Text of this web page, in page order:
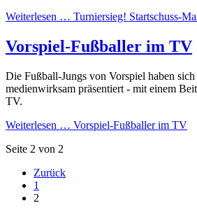
Weiterlesen … Turniersieg! Startschuss-
Vorspiel-Fußballer im TV
Die Fußball-Jungs von Vorspiel haben
medienwirksam präsentiert - mit einem
TV.
Weiterlesen … Vorspiel-Fußballer im TV
Seite 2 von 2
Zurück
1
2